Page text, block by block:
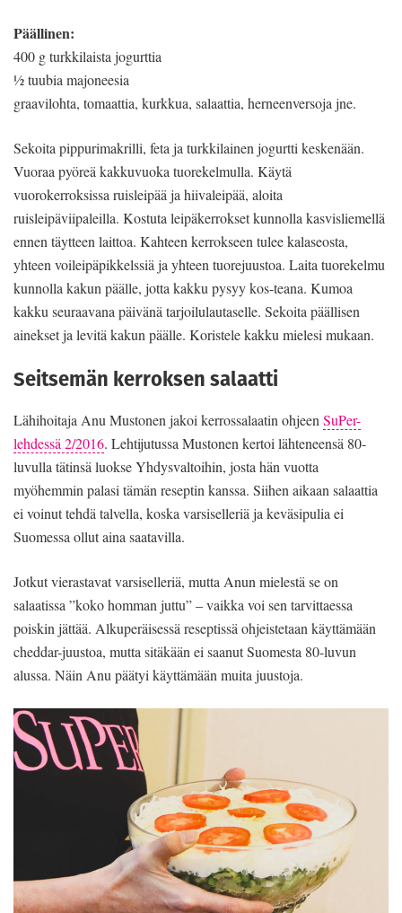
Päällinen:
400 g turkkilaista jogurttia
½ tuubia majoneesia
graavilohta, tomaattia, kurkkua, salaattia, herneenversoja jne.
Sekoita pippurimakrilli, feta ja turkkilainen jogurtti keskenään.
Vuoraa pyöreä kakkuvuoka tuorekelmulla. Käytä
vuorokerroksissa ruisleipää ja hiivaleipää, aloita
ruisleipäviipaleilla. Kostuta leipäkerrokset kunnolla kasvisliemellä
ennen täytteen laittoa. Kahteen kerrokseen tulee kalaseosta,
yhteen voileipäpikkelssiä ja yhteen tuorejuustoa. Laita tuorekelmu
kunnolla kakun päälle, jotta kakku pysyy kos-teana. Kumoa
kakku seuraavana päivänä tarjoilulautaselle. Sekoita päällisen
ainekset ja levitä kakun päälle. Koristele kakku mielesi mukaan.
Seitsemän kerroksen salaatti
Lähihoitaja Anu Mustonen jakoi kerrossalaatin ohjeenSuPer-
lehdessä 2/2016. Lehtijutussa Mustonen kertoi lähteneensä 80-
luvulla tätinsä luokse Yhdysvaltoihin, josta hän vuotta
myöhemmin palasi tämän reseptin kanssa. Siihen aikaan salaattia
ei voinut tehdä talvella, koska varsiselleriä ja keväsipulia ei
Suomessa ollut aina saatavilla.
Jotkut vierastavat varsiselleriä, mutta Anun mielestä se on
salaatissa ”koko homman juttu” – vaikka voi sen tarvittaessa
poiskin jättää. Alkuperäisessä reseptissä ohjeistetaan käyttämään
cheddar-juustoa, mutta sitäkään ei saanut Suomesta 80-luvun
alussa. Näin Anu päätyi käyttämään muita juustoja.